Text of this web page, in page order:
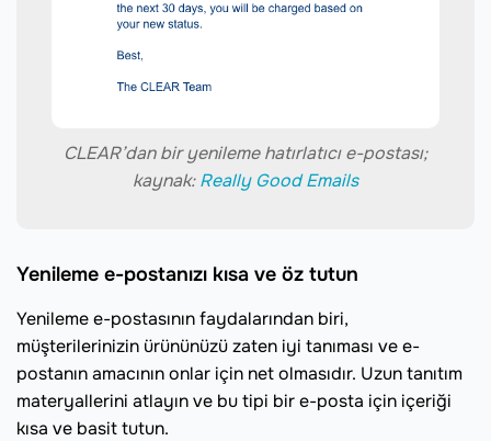
CLEAR’dan bir yenileme hatırlatıcı e-postası;
kaynak:Really Good Emails
Yenileme e-postanızı kısa ve öz tutun
Yenileme e-postasının faydalarından biri,
müşterilerinizin ürününüzü zaten iyi tanıması ve e-
postanın amacının onlar için net olmasıdır. Uzun tanıtım
materyallerini atlayın ve bu tipi bir e-posta için içeriği
kısa ve basit tutun.